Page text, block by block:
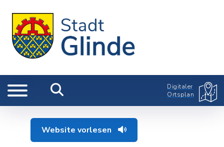
Digitaler
Ortsplan
Website vorlesen